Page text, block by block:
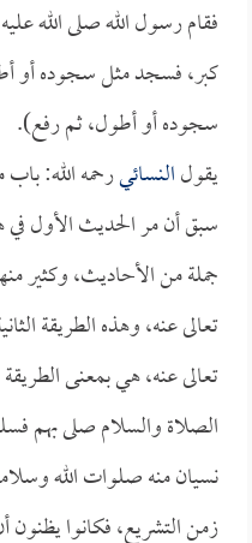
فقام رسول الله صلى الله
كبر، فسجد مثل سجوده أو
سجوده أو أطول، ثم رفع).
يقولالنسائيرحمه الله:
سبق أن مر الحديث الأول
جملة من الأحاديث، وكثير
تعالى عنه، وهذه الطريقة
تعالى عنه، هي بمعنى
الصلاة والسلام صلى بهم
نسيان منه صلوات الله
زمن التشريع، فكانوا